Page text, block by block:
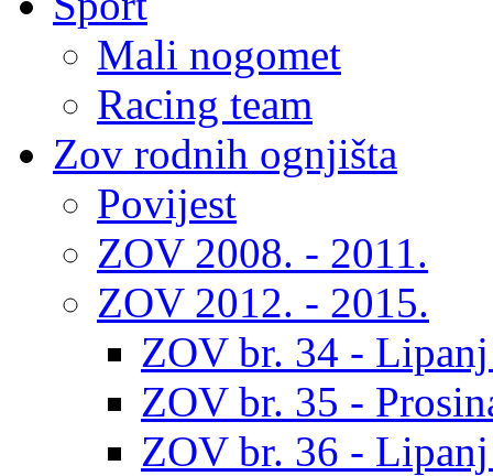
Mali nogomet
Racing team
Zov rodnih ognjišta
Povijest
ZOV 2008. - 2011.
ZOV 2012. - 2015.
ZOV br. 34 -
ZOV br. 35 -
ZOV br. 36 -